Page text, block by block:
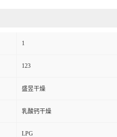
1
123
盛昱干燥
乳酸钙干燥
LPG